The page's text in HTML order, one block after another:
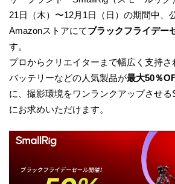
21日（木）〜12月1日（日）の期間中、
Amazonストアにてブラックフライデー
す。
プロからクリエイターまで幅広く支持さ
バッテリーなどの人気製品が最大50％
に、撮影環境をワンランクアップさせ
にお求めいただけます。